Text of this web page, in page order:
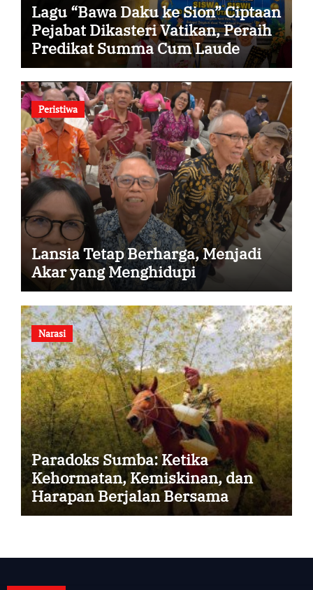
Lagu “Bawa Daku ke Sion” Ciptaan
Pejabat Dikasteri Vatikan, Peraih
Predikat Summa Cum Laude
Peristiwa
Lansia Tetap Berharga, Menjadi
Akar yang Menghidupi
Narasi
Paradoks Sumba: Ketika
Kehormatan, Kemiskinan, dan
Harapan Berjalan Bersama